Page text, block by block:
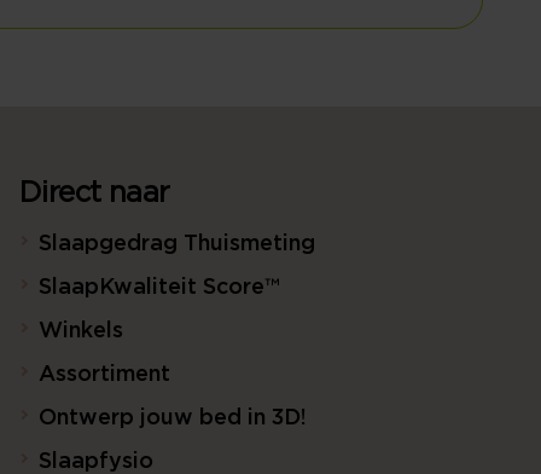
Direct naar
Slaapgedrag Thuismeting
SlaapKwaliteit Score™
Winkels
Assortiment
Ontwerp jouw bed in 3D!
Slaapfysio